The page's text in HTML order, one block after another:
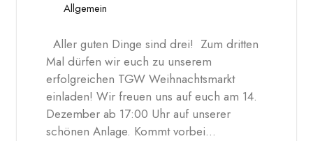
Allgemein
Aller guten Dinge sind drei! Zum dritten
Mal dürfen wir euch zu unserem
erfolgreichen TGW Weihnachtsmarkt
einladen! Wir freuen uns auf euch am 14.
Dezember ab 17:00 Uhr auf unserer
schönen Anlage. Kommt vorbei…